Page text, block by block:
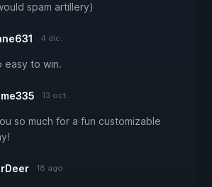
spam artillery)
4 dic.
easy to win.
13 oct.
so much for a fun customizable
18 ago.